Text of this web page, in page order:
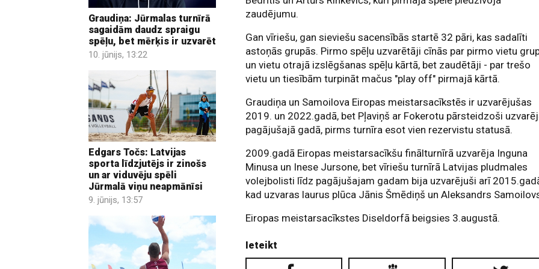
Graudiņa: Jūrmalas turnīrā
sagaidām daudz spraigu
spēļu, bet mērķis ir uzvarēt
10. jūnijs, 13:22
Edgars Točs: Latvijas
sporta līdzjutējs ir zinošs
un ar viduvēju spēli
Jūrmalā viņu neapmānīsi
9. jūnijs, 13:57
zaudējumu.
Gan vīriešu, gan sieviešu sacensībās startē 32 pāri, kas sadalīti
astoņās grupās. Pirmo spēļu uzvarētāji cīnās par pirmo vietu
un vietu otrajā izslēgšanas spēļu kārtā, bet zaudētāji - par trešo
vietu un tiesībām turpināt mačus "play off" pirmajā kārtā.
Graudiņa un Samoilova Eiropas meistarsacīkstēs ir uzvarējušas
2019. un 2022.gadā, bet Pļaviņš ar Fokerotu pārsteidzoši
pagājušajā gadā, pirms turnīra esot vien rezervistu statusā.
2009.gadā Eiropas meistarsacīkšu finālturnīrā uzvarēja Inguna
Minusa un Inese Jursone, bet vīriešu turnīrā Latvijas pludmales
volejbolisti līdz pagājušajam gadam bija uzvarējuši arī
kad uzvaras laurus plūca Jānis Šmēdiņš un Aleksandrs
Eiropas meistarsacīkstes Diseldorfā beigsies 3.augustā.
Ieteikt